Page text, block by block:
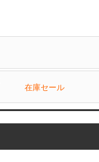
在庫セール